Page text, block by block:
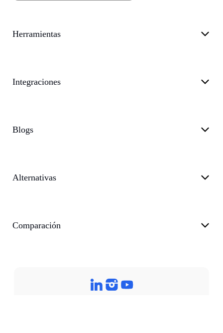
Herramientas
Integraciones
Blogs
Alternativas
Comparación